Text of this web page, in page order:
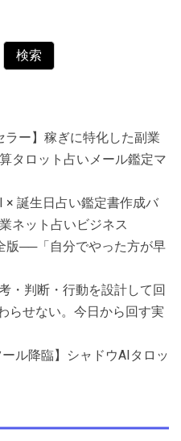
検索
ラー】稼ぎに特化した副業
タロット占いメール鑑定マ
× 誕生日占い鑑定書作成バ
ネット占いビジネス
版──「自分でやった方が早
・判断・行動を設計して回
らせない。今日から回す実
ール降臨】シャドウAIタロッ